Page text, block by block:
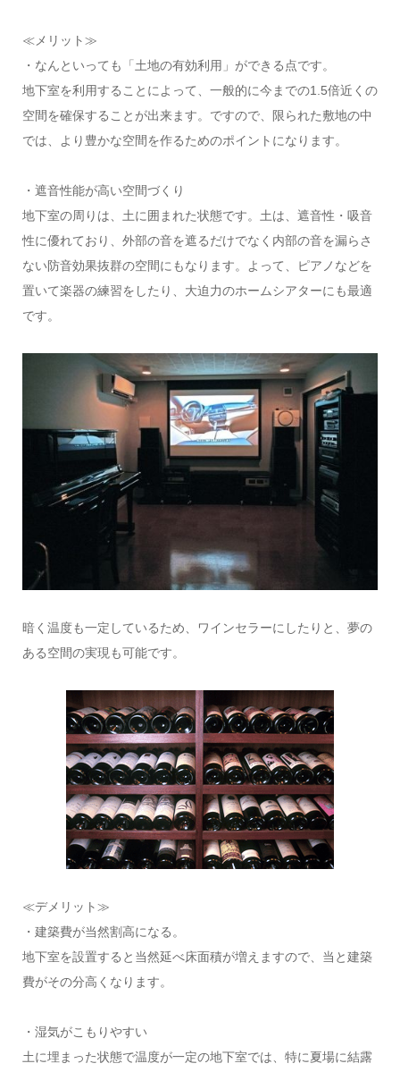
≪メリット≫
・なんといっても「土地の有効利用」ができる点です。
地下室を利用することによって、一般的に今までの1.5倍近くの
空間を確保することが出来ます。ですので、限られた敷地の中
では、より豊かな空間を作るためのポイントになります。
・遮音性能が高い空間づくり
地下室の周りは、土に囲まれた状態です。土は、遮音性・吸音
性に優れており、外部の音を遮るだけでなく内部の音を漏らさ
ない防音効果抜群の空間にもなります。よって、ピアノなどを
置いて楽器の練習をしたり、大迫力のホームシアターにも最適
です。
暗く温度も一定しているため、ワインセラーにしたりと、夢の
ある空間の実現も可能です。
≪デメリット≫
・建築費が当然割高になる。
地下室を設置すると当然延べ床面積が増えますので、当と建築
費がその分高くなります。
・湿気がこもりやすい
土に埋まった状態で温度が一定の地下室では、特に夏場に結露